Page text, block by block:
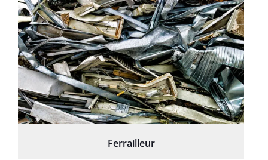
Ferrailleur